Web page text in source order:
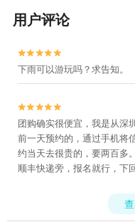
用户评论


下雨可以游玩吗？求告知。


团购确实很便宜，我是从深
前一天预约的，通过手机将
约当天去很贵的，要两百多
顺丰快递旁，报名就行，下